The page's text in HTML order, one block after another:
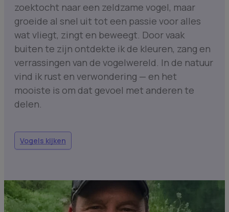
zoektocht naar een zeldzame vogel, maar
groeide al snel uit tot een passie voor alles
wat vliegt, zingt en beweegt. Door vaak
buiten te zijn ontdekte ik de kleuren, zang en
verrassingen van de vogelwereld. In de natuur
vind ik rust en verwondering — en het
mooiste is om dat gevoel met anderen te
delen.
Vogels kijken